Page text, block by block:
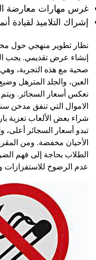
غرس مهارات معارضة
إشراك التلاميذ لقيادة
نظار تطوير منهجي حول
إنشاء عرض تقديمي. يجب
صحية مع هذه التجربة،
العين، والجلد المترهل
تعكس أسعار السجائر.
الاموال التي تنفق مدخن
شراء بعض الألعاب تعزية
تبدو أسعار السجائر
الأحيان مخفضة. ومن
الطلاب بحاجة إلى فهم
عدم الرضوخ